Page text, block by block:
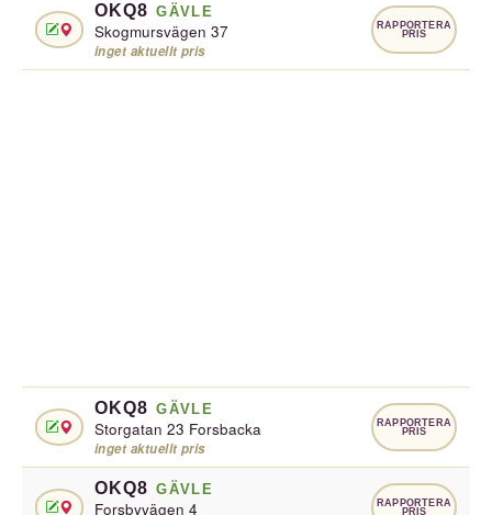
OKQ8 GÄVLE
Skogmursvägen 37
inget aktuellt pris
RAPPORTERA
PRIS
OKQ8 GÄVLE
Storgatan 23 Forsbacka
inget aktuellt pris
RAPPORTERA
PRIS
OKQ8 GÄVLE
Forsbyvägen 4
RAPPORTERA
PRIS